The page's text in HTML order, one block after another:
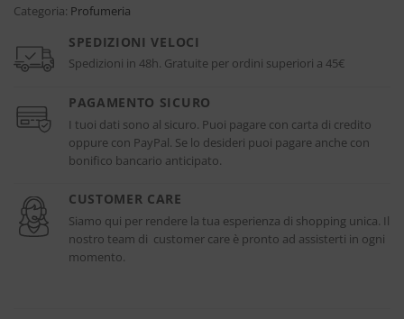
Categoria: Profumeria
SPEDIZIONI VELOCI
Spedizioni in 48h. Gratuite per ordini superiori a 45€
PAGAMENTO SICURO
I tuoi dati sono al sicuro. Puoi pagare con carta di credito
oppure con PayPal. Se lo desideri puoi pagare anche con
bonifico bancario anticipato.
CUSTOMER CARE
Siamo qui per rendere la tua esperienza di shopping unica. Il
nostro team di customer care è pronto ad assisterti in ogni
momento.